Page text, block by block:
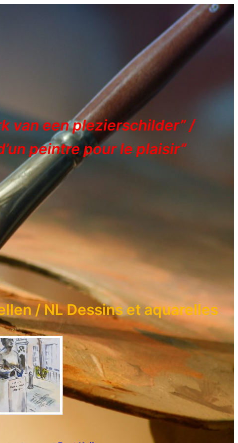
van een plezierschilder” /
peintre pour le plaisir”
/ NL Dessins et aquarelles